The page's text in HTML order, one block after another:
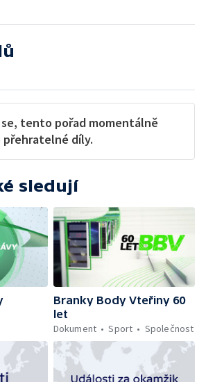
se, tento pořad momentálně
přehratelné díly.
sledují
Branky Body Vteřiny 60
let
Dokument
Sport Společnost